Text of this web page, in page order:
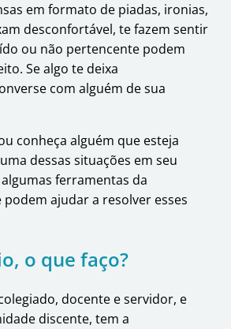
em formato de piadas, ironias,
desconfortável, te fazem sentir
ou não pertencente podem
Se algo te deixa
com alguém de sua
conheça alguém que esteja
dessas situações em seu
ferramentas da
ajudar a resolver esses
o que faço?
docente e servidor, e
discente, tem a